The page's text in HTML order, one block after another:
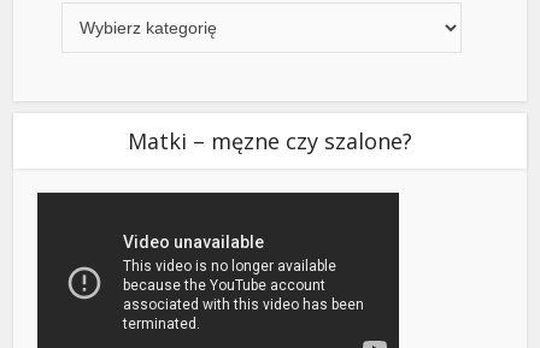
Matki – męzne czy szalone?